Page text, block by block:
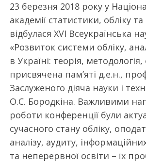
23 березня 2018 року у
академії статистики, обліку
відбулася XVI Всеукраїнська
«Розвиток системи обліку,
в Україні: теорія, методологія,
присвячена пам’яті д.е.н.,
Заслуженого діяча науки і
О.С. Бородкіна. Важливими
роботи конференції були
сучасного стану обліку,
аналізу, аудиту,
та неперервної освіти – їх